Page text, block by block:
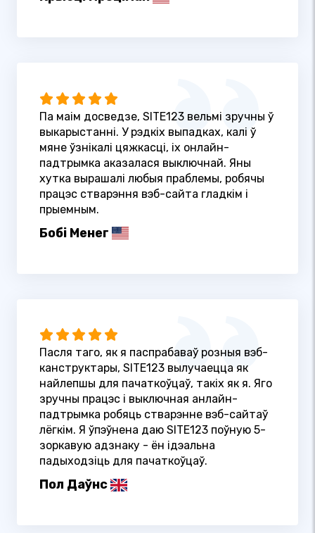
Па маім досведзе, SITE123 вельмі зручны ў
выкарыстанні. У рэдкіх выпадках, калі ў
мяне ўзнікалі цяжкасці, іх онлайн-
падтрымка аказалася выключнай. Яны
хутка вырашалі любыя праблемы, робячы
працэс стварэння вэб-сайта гладкім і
прыемным.
Бобі Менег
Пасля таго, як я паспрабаваў розныя вэб-
канструктары, SITE123 вылучаецца як
найлепшы для пачаткоўцаў, такіх як я. Яго
зручны працэс і выключная анлайн-
падтрымка робяць стварэнне вэб-сайтаў
лёгкім. Я ўпэўнена даю SITE123 поўную 5-
зоркавую адзнаку - ён ідэальна
падыходзіць для пачаткоўцаў.
Пол Даўнс